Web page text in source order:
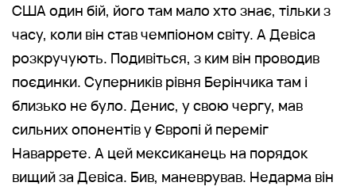
США один бій, його там мало хто знає, тільки з
часу, коли він став чемпіоном світу. А Девіса
розкручують. Подивіться, з ким він проводив
поєдинки. Суперників рівня Берінчика там і
близько не було. Денис, у свою чергу, мав
сильних опонентів у Європі й переміг
Наваррете. А цей мексиканець на порядок
вищий за Девіса. Бив, маневрував. Недарма він